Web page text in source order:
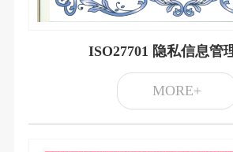
ISO27701 隐私信
MORE+